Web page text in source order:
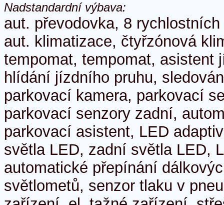
Nadstandardní výbava:
aut. převodovka, 8
aut. klimatizace, čtyřzónová
tempomat, tempomat, asistent
hlídání jízdního pruhu,
parkovací kamera, parkovací
parkovací senzory zadní,
parkovací asistent, LED
světla LED, zadní světla LED,
automatické přepínání
světlometů, senzor tlaku v